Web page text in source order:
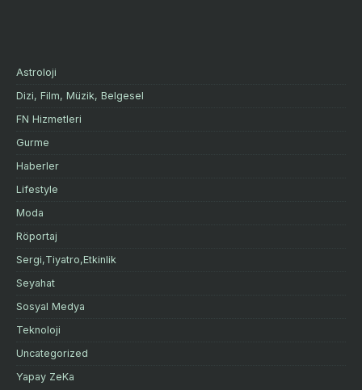
Astroloji
Dizi, Film, Müzik, Belgesel
FN Hizmetleri
Gurme
Haberler
Lifestyle
Moda
Röportaj
Sergi,Tiyatro,Etkinlik
Seyahat
Sosyal Medya
Teknoloji
Uncategorized
Yapay ZeKa